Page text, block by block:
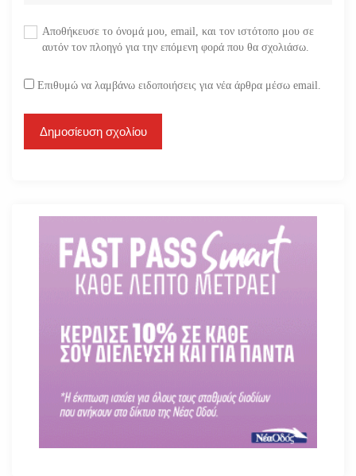
Αποθήκευσε το όνομά μου, email, και τον ιστότοπο μου σε
αυτόν τον πλοηγό για την επόμενη φορά που θα σχολιάσω.
Επιθυμώ να λαμβάνω ειδοποιήσεις για νέα άρθρα μέσω email.